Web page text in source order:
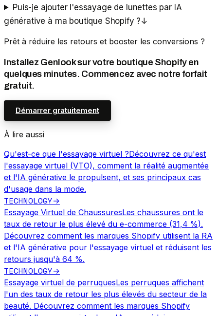
Puis-je ajouter l'essayage de lunettes par IA
générative à ma boutique Shopify ?↓
Prêt à réduire les retours et booster les conversions ?
Installez Genlook sur votre boutique Shopify en
quelques minutes. Commencez avec notre forfait
gratuit.
Démarrer gratuitement
À lire aussi
Qu'est-ce que l'essayage virtuel ?Découvrez ce qu'est
l'essayage virtuel (VTO), comment la réalité augmentée
et l'IA générative le propulsent, et ses principaux cas
d'usage dans la mode.
TECHNOLOGY→
Essayage Virtuel de ChaussuresLes chaussures ont le
taux de retour le plus élevé du e-commerce (31,4 %).
Découvrez comment les marques Shopify utilisent la RA
et l'IA générative pour l'essayage virtuel et réduisent les
retours jusqu'à 64 %.
TECHNOLOGY→
Essayage virtuel de perruquesLes perruques affichent
l'un des taux de retour les plus élevés du secteur de la
beauté. Découvrez comment les marques Shopify